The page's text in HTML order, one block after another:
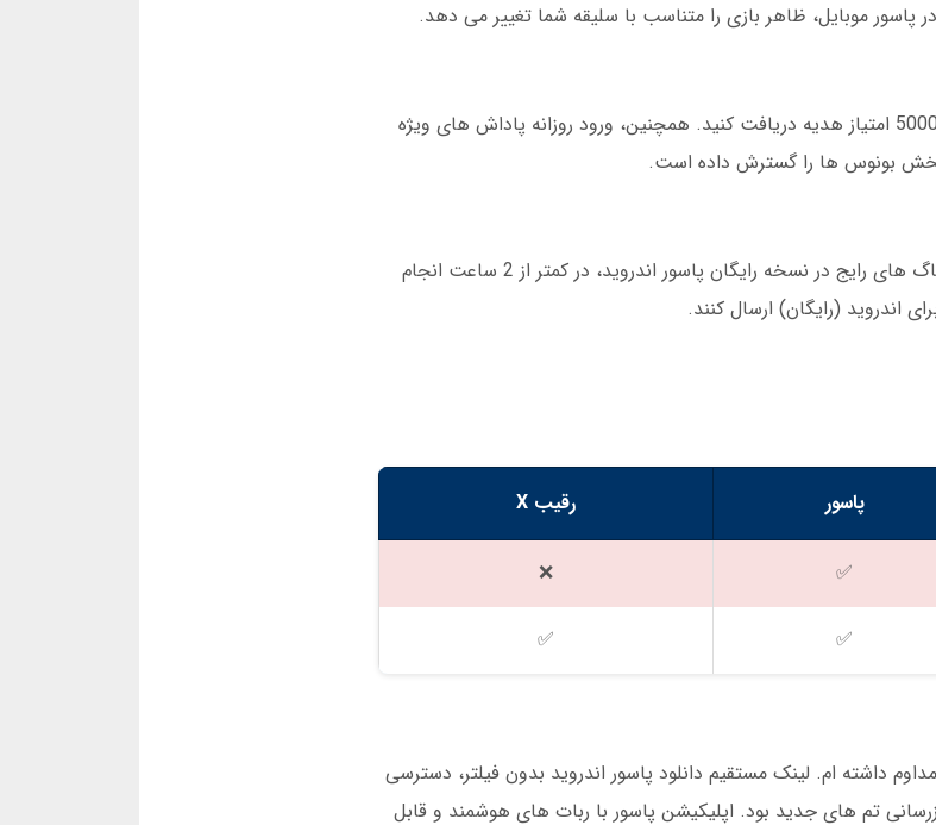
موبایل، ظاهر بازی را متناسب با سلیقه شما تغییر می دهد.
پس از دانلود بازی پاسور برای اندروید (رایگان)، با دعوت دوستان، 5000 امتیاز هدیه دریافت کنید. همچنین، ورود روزانه پاداش های ویژه
پشتیبانی 24 ساعته از طریق چت آنلاین و تلگرام فعال است. رفع باگ های رایج در نسخه رایگان پاسور اندروید، در کمتر از 2 ساعت انجام
اندروید (رایگان) ارسال کنند.
پاسور رقیب X
✅
❌
✅
✅
برای اندروید (رایگان)، 3 ماه استفاده مداوم داشته ام. لینک مستقیم دانلود پاسور اندروید بدون فیلتر، دسترسی
تم های جدید بود. اپلیکیشن پاسور با ربات های هوشمند و قابل